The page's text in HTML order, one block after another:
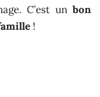
C’est un bon
!